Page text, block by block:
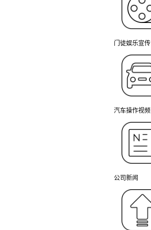
门徒娱乐宣传
汽车操作视频
公司新闻